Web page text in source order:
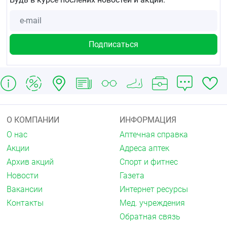
во влагалище.
Аллергическая контактная экзема.
проявление побочных действий аминогликозидов.
другие побочные эффекты, не указанные в
Передозировка
Нет данных.
Взаимодействие с другими
лекарственными средствами
Не рекомендуется использовать в сочетании со
спермицидами, т.к. возможно снижение
О КОМПАНИИ
О нас
Акции
Архив акций
Новости
Вакансии
Контакты
ИНФОРМАЦИЯ
Аптечная справка
Адреса аптек
Спорт и фитнес
Газета
Интернет ресурсы
Мед. учреждения
Обратная связь